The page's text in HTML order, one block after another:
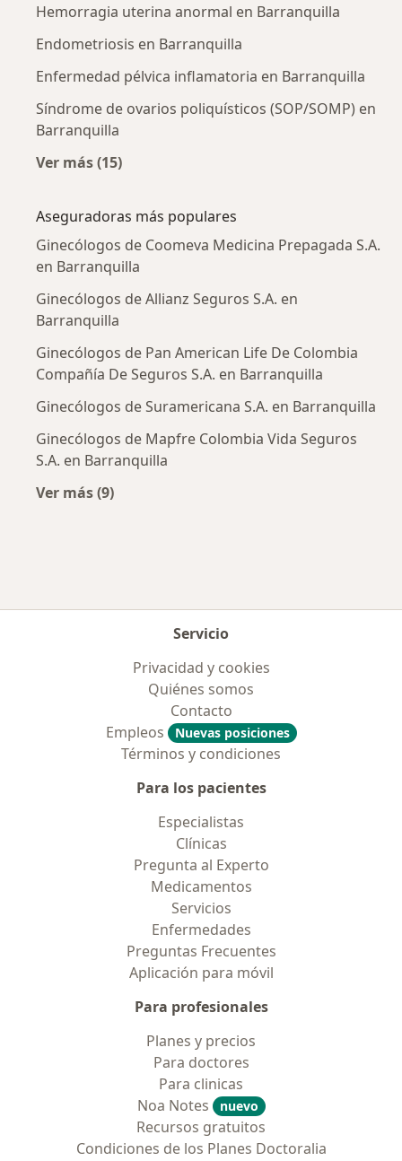
Hemorragia uterina anormal en Barranquilla
Endometriosis en Barranquilla
Enfermedad pélvica inflamatoria en Barranquilla
Síndrome de ovarios poliquísticos (SOP/SOMP) en
Barranquilla
Ver más (15)
Aseguradoras más populares
Ginecólogos de Coomeva Medicina Prepagada S.A.
en Barranquilla
Ginecólogos de Allianz Seguros S.A. en
Barranquilla
Ginecólogos de Pan American Life De Colombia
Compañía De Seguros S.A. en Barranquilla
Ginecólogos de Suramericana S.A. en Barranquilla
Ginecólogos de Mapfre Colombia Vida Seguros
S.A. en Barranquilla
Ver más (9)
Servicio
Privacidad y cookies
Quiénes somos
Contacto
Empleos
Nuevas posiciones
Términos y condiciones
Para los pacientes
Especialistas
Clínicas
Pregunta al Experto
Medicamentos
Servicios
Enfermedades
Preguntas Frecuentes
Aplicación para móvil
Para profesionales
Planes y precios
Para doctores
Para clinicas
Noa Notes
nuevo
Recursos gratuitos
Condiciones de los Planes Doctoralia